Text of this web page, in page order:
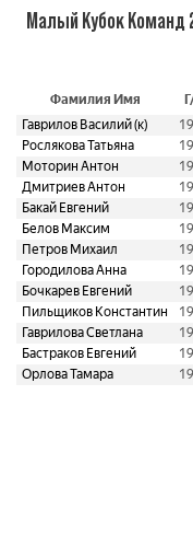
Малый Кубок Команд
Фамилия Имя
Гаврилов Василий (к)
Рослякова Татьяна
Моторин Антон
Дмитриев Антон
Бакай Евгений
Белов Максим
Петров Михаил
Городилова Анна
Бочкарев Евгений
Пильщиков Константин
Гаврилова Светлана
Бастраков Евгений
Орлова Тамара